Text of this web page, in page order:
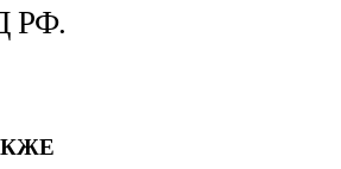
РФ.